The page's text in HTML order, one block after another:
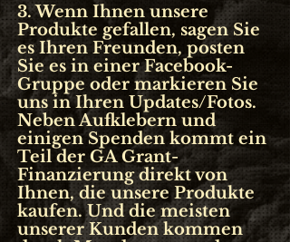
3. Wenn Ihnen unsere
Produkte gefallen, sagen Sie
es Ihren Freunden, posten
Sie es in einer Facebook-
Gruppe oder markieren Sie
uns in Ihren Updates/Fotos.
Neben Aufklebern und
einigen Spenden kommt ein
Teil der GA Grant-
Finanzierung direkt von
Ihnen, die unsere Produkte
kaufen. Und die meisten
unserer Kunden kommen